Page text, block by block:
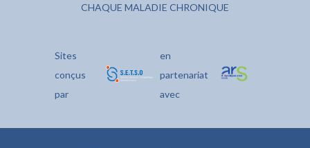
CHAQUE MALADIE CHRONIQUE
Sites
conçus
par
en
partenariat
avec